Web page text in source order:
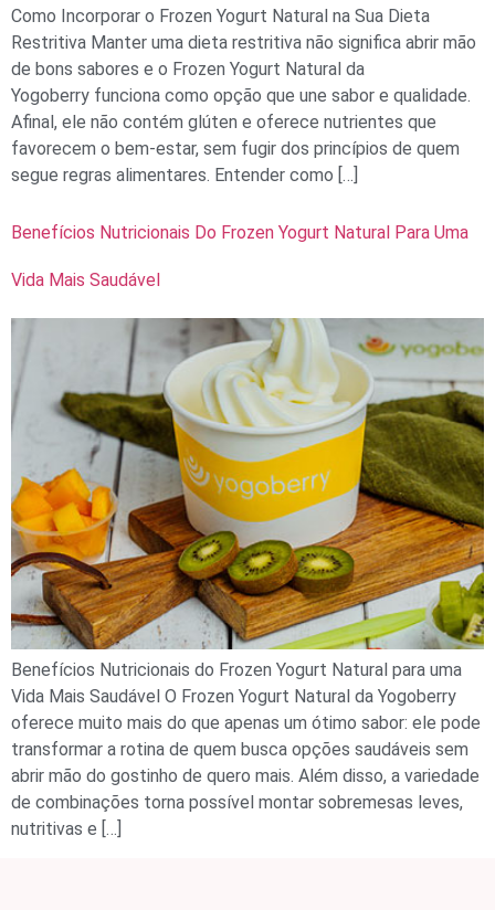
Como Incorporar o Frozen Yogurt Natural na Sua Dieta
Restritiva Manter uma dieta restritiva não significa abrir mão
de bons sabores e o Frozen Yogurt Natural da
Yogoberry funciona como opção que une sabor e qualidade.
Afinal, ele não contém glúten e oferece nutrientes que
favorecem o bem-estar, sem fugir dos princípios de quem
segue regras alimentares. Entender como […]
Benefícios Nutricionais Do Frozen Yogurt Natural Para Uma
Vida Mais Saudável
Benefícios Nutricionais do Frozen Yogurt Natural para uma
Vida Mais Saudável O Frozen Yogurt Natural da Yogoberry
oferece muito mais do que apenas um ótimo sabor: ele pode
transformar a rotina de quem busca opções saudáveis sem
abrir mão do gostinho de quero mais. Além disso, a variedade
de combinações torna possível montar sobremesas leves,
nutritivas e […]